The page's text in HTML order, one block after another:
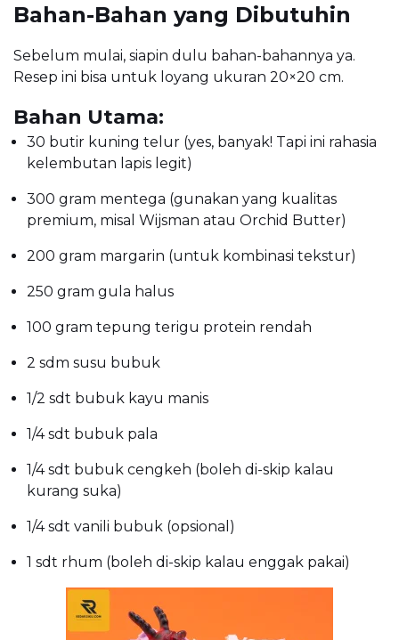
Bahan-Bahan yang Dibutuhin
Sebelum mulai, siapin dulu bahan-bahannya ya.
Resep ini bisa untuk loyang ukuran 20×20 cm.
Bahan Utama:
30 butir kuning telur (yes, banyak! Tapi ini rahasia
kelembutan lapis legit)
300 gram mentega (gunakan yang kualitas
premium, misal Wijsman atau Orchid Butter)
200 gram margarin (untuk kombinasi tekstur)
250 gram gula halus
100 gram tepung terigu protein rendah
2 sdm susu bubuk
1/2 sdt bubuk kayu manis
1/4 sdt bubuk pala
1/4 sdt bubuk cengkeh (boleh di-skip kalau
kurang suka)
1/4 sdt vanili bubuk (opsional)
1 sdt rhum (boleh di-skip kalau enggak pakai)